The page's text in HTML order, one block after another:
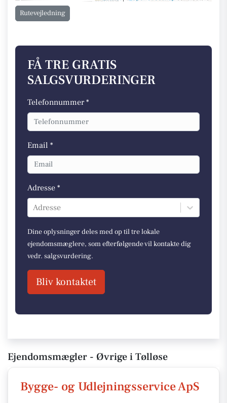
Rutevejledning
FÅ TRE GRATIS
SALGSVURDERINGER
Telefonnummer *
Email *
Adresse *
Adresse
Dine oplysninger deles med op til tre lokale
ejendomsmæglere, som efterfølgende vil kontakte dig
vedr. salgsvurdering.
Bliv kontaktet
Ejendomsmægler - Øvrige i Tølløse
Bygge- og Udlejningsservice ApS